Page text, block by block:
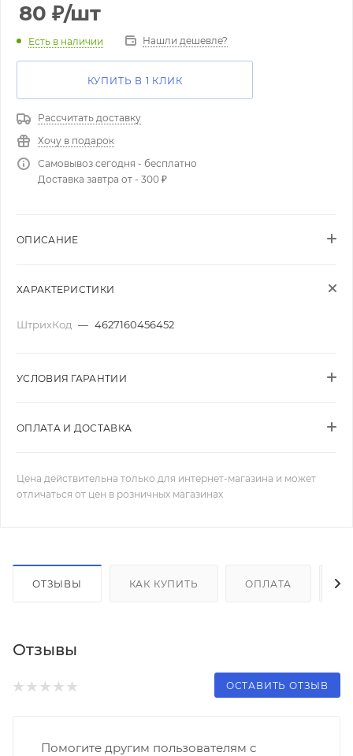
80 ₽/шт
Есть в наличии Нашли дешевле?
КУПИТЬ В 1 КЛИК
Рассчитать доставку
Хочу в подарок
Самовывоз сегодня - бесплатно
Доставка завтра от - 300 ₽
ОПИСАНИЕ
ХАРАКТЕРИСТИКИ
ШтрихКод — 4627160456452
УСЛОВИЯ ГАРАНТИИ
ОПЛАТА И ДОСТАВКА
Цена действительна только для интернет-магазина и может
отличаться от цен в розничных магазинах
ОТЗЫВЫ КАК КУПИТЬ ОПЛАТА
Отзывы
ОСТАВИТЬ ОТЗЫВ
Помогите другим пользователям с